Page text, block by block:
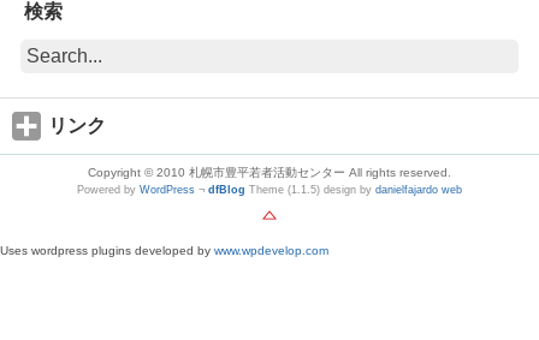
検索
リンク
Copyright © 2010 札幌市豊平若者活動センター All rights reserved.
Powered by WordPress ¬ dfBlog Theme (1.1.5) design by danielfajardo web
Uses wordpress plugins developed by www.wpdevelop.com